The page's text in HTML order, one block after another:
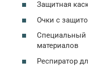
Защитная
Очки с
Специальный
материалов
Респиратор